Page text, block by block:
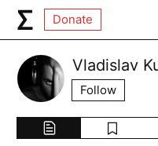
Donate
Vladislav
Follow